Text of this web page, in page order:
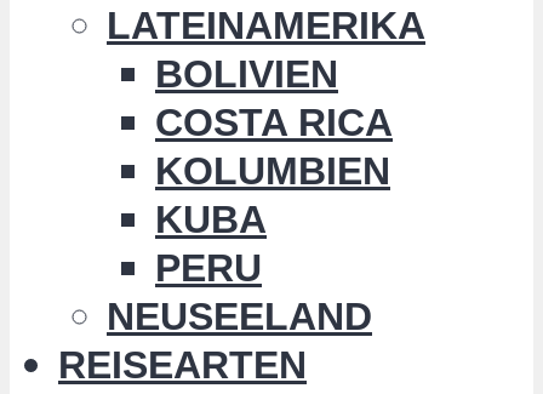
LATEINAMERIKA
BOLIVIEN
COSTA RICA
KOLUMBIEN
KUBA
PERU
NEUSEELAND
REISEARTEN